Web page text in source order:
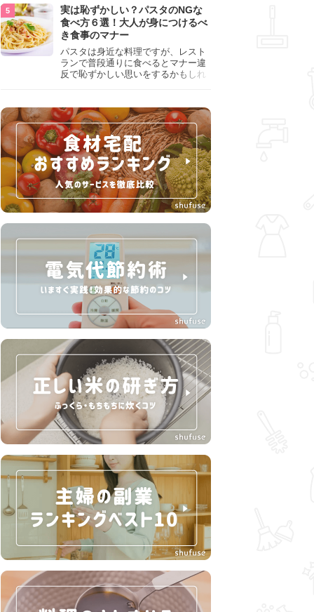
真は個人情報が詰まっているので、
ただ丸めただけの状態で捨ててしま
うのは危険です。写真にすべきでは
ない捨て方をまとめているので、ぜ
ひチェックしておきましょう。
実は恥ずかしい？パスタのNGな
食べ方６選！大人が身につけるべ
き食事のマナー
パスタは身近な料理ですが、レスト
ランで普段通りに食べるとマナー違
反で恥ずかしい思いをするかもしれ
して、正しい食べ方を確認しましょ
う。大人の嗜みとして知っておきた
い新常識を解説します。